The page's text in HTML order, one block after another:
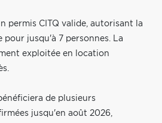
permis CITQ valide, autorisant la
jusqu'à 7 personnes. La
exploitée en location
de plusieurs
jusqu'en août 2026,